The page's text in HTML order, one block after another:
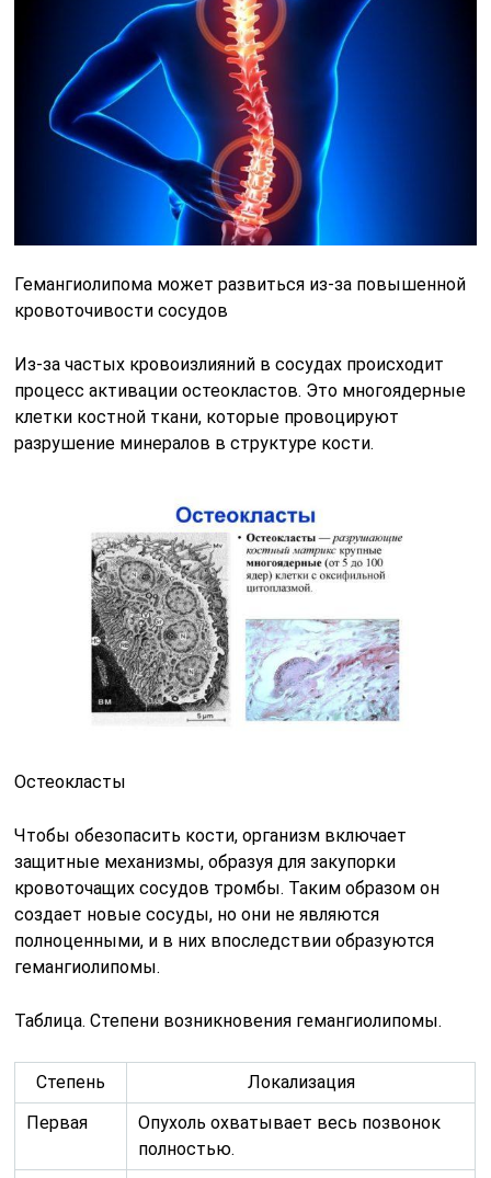
Гемангиолипома может развиться из-за повышенной
кровоточивости сосудов
Из-за частых кровоизлияний в сосудах происходит
процесс активации остеокластов. Это многоядерные
клетки костной ткани, которые провоцируют
разрушение минералов в структуре кости.
Остеокласты
Чтобы обезопасить кости, организм включает
защитные механизмы, образуя для закупорки
кровоточащих сосудов тромбы. Таким образом он
создает новые сосуды, но они не являются
полноценными, и в них впоследствии образуются
гемангиолипомы.
Таблица. Степени возникновения гемангиолипомы.
Степень
Локализация
Первая
Опухоль охватывает весь позвонок
полностью.